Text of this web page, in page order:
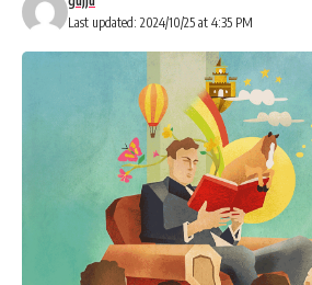
Last updated: 2024/10/25 at 4:35 PM